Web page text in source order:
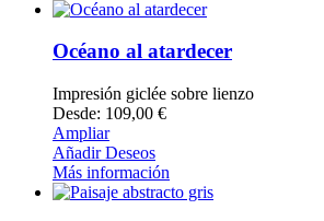
Océano al atardecer
Impresión giclée sobre lienzo
Desde: 109,00 €
Ampliar
Añadir Deseos
Más información